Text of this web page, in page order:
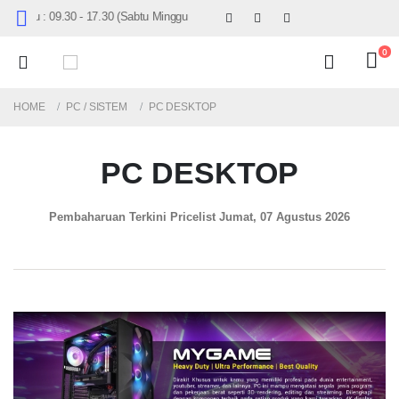
: 09.30 - 17.30 (Sabtu Minggu ke 4 : 09.00 - 14.30)
0
HOME PC / SISTEM PC DESKTOP
PC DESKTOP
Pembaharuan Terkini Pricelist Jumat, 07 Agustus 2026